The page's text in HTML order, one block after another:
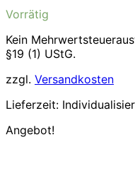
war:
Vorrätig
Kein
§19 (1) UStG.
zzgl. Versandkosten
Lieferzeit:
Angebot!